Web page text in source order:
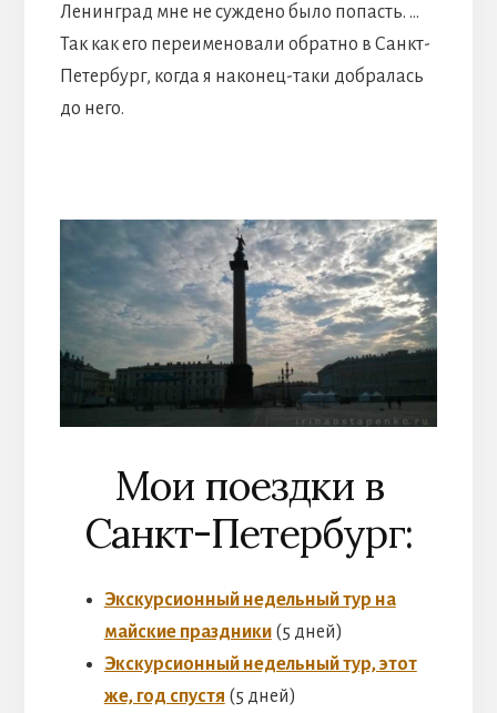
Ленинград мне не суждено было попасть. …
Так как его переименовали обратно в Санкт-
Петербург, когда я наконец-таки добралась
до него.
Мои поездки в
Санкт-Петербург:
Экскурсионный недельный тур на
майские праздники(5 дней)
Экскурсионный недельный тур, этот
же, год спустя (5 дней)